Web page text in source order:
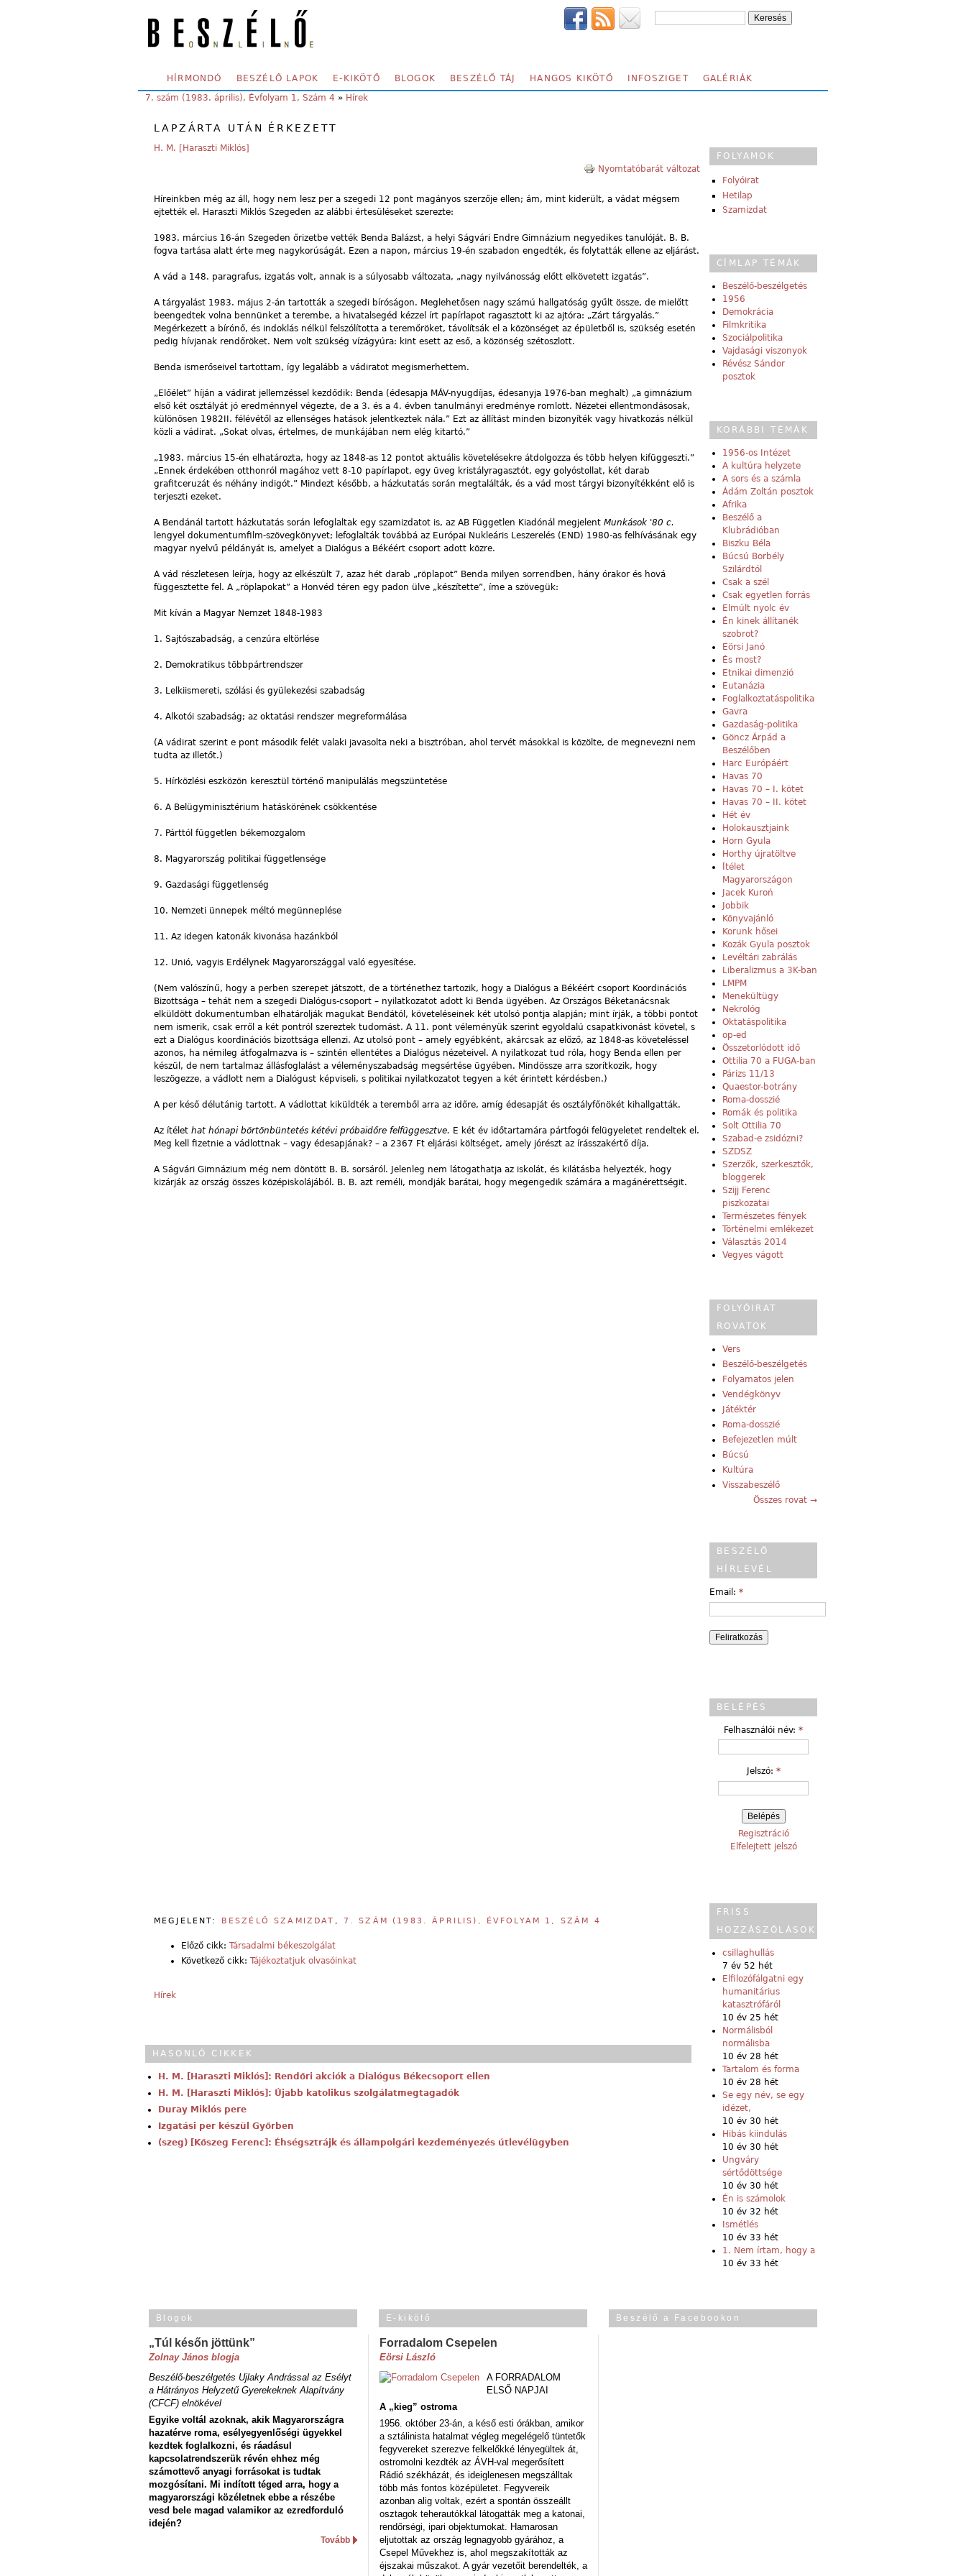
SECONDARY MENU
HÍRMONDÓ BESZÉLŐ LAPOK E-KIKÖTŐ BLOGOK BESZÉLŐ TÁJ HANGOS KIKÖTŐ INFOSZIGET GALÉRIÁK
YOU ARE HERE:
7. szám (1983. április), Évfolyam 1, Szám 4 » Hírek
LAPZÁRTA UTÁN ÉRKEZETT
H. M. [Haraszti Miklós]
Nyomtatóbarát változat
Híreinkben még az áll, hogy nem lesz per a szegedi 12 pont magányos szerzője ellen; ám, mint kiderült, a vádat mégsem
ejtették el. Haraszti Miklós Szegeden az alábbi értesüléseket szerezte:
1983. március 16-án Szegeden őrizetbe vették Benda Balázst, a helyi Ságvári Endre Gimnázium negyedikes tanulóját. B. B.
fogva tartása alatt érte meg nagykorúságát. Ezen a napon, március 19-én szabadon engedték, és folytatták ellene az eljárást.
A vád a 148. paragrafus, izgatás volt, annak is a súlyosabb változata, „nagy nyilvánosság előtt elkövetett izgatás”.
A tárgyalást 1983. május 2-án tartották a szegedi bíróságon. Meglehetősen nagy számú hallgatóság gyűlt össze, de mielőtt
beengedtek volna bennünket a terembe, a hivatalsegéd kézzel írt papírlapot ragasztott ki az ajtóra: „Zárt tárgyalás.”
Megérkezett a bírónő, és indoklás nélkül felszólította a teremőröket, távolítsák el a közönséget az épületből is, szükség esetén
pedig hívjanak rendőröket. Nem volt szükség vízágyúra: kint esett az eső, a közönség szétoszlott.
Benda ismerőseivel tartottam, így legalább a vádiratot megismerhettem.
„Előélet” híján a vádirat jellemzéssel kezdődik: Benda (édesapja MÁV-nyugdíjas, édesanyja 1976-ban meghalt) „a gimnázium
első két osztályát jó eredménnyel végezte, de a 3. és a 4. évben tanulmányi eredménye romlott. Nézetei ellentmondásosak,
különösen 1982II. félévétől az ellenséges hatások jelentkeztek nála.” Ezt az állítást minden bizonyíték vagy hivatkozás nélkül
közli a vádirat. „Sokat olvas, értelmes, de munkájában nem elég kitartó.”
„1983. március 15-én elhatározta, hogy az 1848-as 12 pontot aktuális követelésekre átdolgozza és több helyen kifüggeszti.”
„Ennek érdekében otthonról magához vett 8-10 papírlapot, egy üveg kristályragasztót, egy golyóstollat, két darab
grafitceruzát és néhány indigót.” Mindezt később, a házkutatás során megtalálták, és a vád most tárgyi bizonyítékként elő is
terjeszti ezeket.
A Bendánál tartott házkutatás során lefoglaltak egy szamizdatot is, az AB Független Kiadónál megjelent Munkások '80 c.
lengyel dokumentumfilm-szövegkönyvet; lefoglalták továbbá az Európai Nukleáris Leszerelés (END) 1980-as felhívásának egy
magyar nyelvű példányát is, amelyet a Dialógus a Békéért csoport adott közre.
A vád részletesen leírja, hogy az elkészült 7, azaz hét darab „röplapot” Benda milyen sorrendben, hány órakor és hová
függesztette fel. A „röplapokat” a Honvéd téren egy padon ülve „készítette”, íme a szövegük:
Mit kíván a Magyar Nemzet 1848-1983
1. Sajtószabadság, a cenzúra eltörlése
2. Demokratikus többpártrendszer
3. Lelkiismereti, szólási és gyülekezési szabadság
4. Alkotói szabadság; az oktatási rendszer megreformálása
(A vádirat szerint e pont második felét valaki javasolta neki a bisztróban, ahol tervét másokkal is közölte, de megnevezni nem
tudta az illetőt.)
5. Hírközlési eszközön keresztül történő manipulálás megszüntetése
6. A Belügyminisztérium hatáskörének csökkentése
7. Párttól független békemozgalom
8. Magyarország politikai függetlensége
9. Gazdasági függetlenség
10. Nemzeti ünnepek méltó megünneplése
11. Az idegen katonák kivonása hazánkból
12. Unió, vagyis Erdélynek Magyarországgal való egyesítése.
(Nem valószínű, hogy a perben szerepet játszott, de a történethez tartozik, hogy a Dialógus a Békéért csoport Koordinációs
Bizottsága – tehát nem a szegedi Dialógus-csoport – nyilatkozatot adott ki Benda ügyében. Az Országos Béketanácsnak
elküldött dokumentumban elhatárolják magukat Bendától, követeléseinek két utolsó pontja alapján; mint írják, a többi pontot
nem ismerik, csak erről a két pontról szereztek tudomást. A 11. pont véleményük szerint egyoldalú csapatkivonást követel, s
ezt a Dialógus koordinációs bizottsága ellenzi. Az utolsó pont – amely egyébként, akárcsak az előző, az 1848-as követeléssel
azonos, ha némileg átfogalmazva is – szintén ellentétes a Dialógus nézeteivel. A nyilatkozat tud róla, hogy Benda ellen per
készül, de nem tartalmaz állásfoglalást a véleményszabadság megsértése ügyében. Mindössze arra szorítkozik, hogy
leszögezze, a vádlott nem a Dialógust képviseli, s politikai nyilatkozatot tegyen a két érintett kérdésben.)
A per késő délutánig tartott. A vádlottat kiküldték a teremből arra az időre, amíg édesapját és osztályfőnökét kihallgatták.
Az ítélet hat hónapi börtönbüntetés kétévi próbaidőre felfüggesztve. E két év időtartamára pártfogói felügyeletet rendeltek el.
Meg kell fizetnie a vádlottnak – vagy édesapjának? – a 2367 Ft eljárási költséget, amely jórészt az írásszakértő díja.
A Ságvári Gimnázium még nem döntött B. B. sorsáról. Jelenleg nem látogathatja az iskolát, és kilátásba helyezték, hogy
kizárják az ország összes középiskolájából. B. B. azt reméli, mondják barátai, hogy megengedik számára a magánérettségit.
MEGJELENT: BESZÉLŐ SZAMIZDAT 7. SZÁM (1983. ÁPRILIS), ÉVFOLYAM 1, SZÁM 4
Előző cikk: Társadalmi békeszolgálat
Következő cikk: Tájékoztatjuk olvasóinkat
Hírek
HASONLÓ CIKKEK
H. M. [Haraszti Miklós]: Rendőri akciók a Dialógus Békecsoport ellen
H. M. [Haraszti Miklós]: Újabb katolikus szolgálatmegtagadók
Duray Miklós pere
Izgatási per készül Győrben
(szeg) [Kőszeg Ferenc]: Éhségsztrájk és állampolgári kezdeményezés útlevélügyben
FOLYAMOK
Folyóirat
Hetilap
Szamizdat
CÍMLAP TÉMÁK
Beszélő-beszélgetés
1956
Demokrácia
Filmkritika
Szociálpolitika
Vajdasági viszonyok
Révész Sándor
posztok
KORÁBBI TÉMÁK
1956-os Intézet
A kultúra helyzete
A sors és a számla
Ádám Zoltán posztok
Afrika
Beszélő a
Klubrádióban
Biszku Béla
Búcsú Borbély
Szilárdtól
Csak a szél
Csak egyetlen forrás
Elmúlt nyolc év
Én kinek állítanék
szobrot?
Eörsi Janó
És most?
Etnikai dimenzió
Eutanázia
Foglalkoztatáspolitika
Gavra
Gazdaság-politika
Göncz Árpád a
Beszélőben
Harc Európáért
Havas 70
Havas 70 – I. kötet
Havas 70 – II. kötet
Hét év
Holokausztjaink
Horn Gyula
Horthy újratöltve
Ítélet
Magyarországon
Jacek Kuroń
Jobbik
Könyvajánló
Korunk hősei
Kozák Gyula posztok
Levéltári zabrálás
Liberalizmus a 3K-ban
LMPM
Menekültügy
Nekrológ
Oktatáspolitika
op-ed
Összetorlódott idő
Ottilia 70 a FUGA-ban
Párizs 11/13
Quaestor-botrány
Roma-dosszié
Romák és politika
Solt Ottilia 70
Szabad-e zsidózni?
SZDSZ
Szerzők, szerkesztők,
bloggerek
Szijj Ferenc
piszkozatai
Természetes fények
Történelmi emlékezet
Választás 2014
Vegyes vágott
FOLYÓIRAT
ROVATOK
Vers
Beszélő-beszélgetés
Folyamatos jelen
Vendégkönyv
Játéktér
Roma-dosszié
Befejezetlen múlt
Búcsú
Kultúra
Visszabeszélő
Összes rovat →
BESZÉLŐ
HÍRLEVÉL
Email: *
BELÉPÉS
Felhasználói név: *
Jelszó: *
Regisztráció
Elfelejtett jelszó
FRISS
HOZZÁSZÓLÁSOK
csillaghullás
7 év 52 hét
Elfilozófálgatni egy
humanitárius
katasztrófáról
10 év 25 hét
Normálisból
normálisba
10 év 28 hét
Tartalom és forma
10 év 28 hét
Se egy név, se egy
idézet,
10 év 30 hét
Hibás kiindulás
10 év 30 hét
Ungváry
sértődöttsége
10 év 30 hét
Én is számolok
10 év 32 hét
Ismétlés
10 év 33 hét
1. Nem írtam, hogy a
10 év 33 hét
Blogok
„Túl későn jöttünk”
Zolnay János blogja
Beszélő-beszélgetés Ujlaky Andrással az Esélyt
a Hátrányos Helyzetű Gyerekeknek Alapítvány
(CFCF) elnökével
Egyike voltál azoknak, akik Magyarországra
hazatérve roma, esélyegyenlőségi ügyekkel
kezdtek foglalkozni, és ráadásul
kapcsolatrendszerük révén ehhez még
számottevő anyagi forrásokat is tudtak
mozgósítani. Mi indított téged arra, hogy a
magyarországi közéletnek ebbe a részébe
vesd bele magad valamikor az ezredforduló
idején?
Tovább
E-kikötő
Forradalom Csepelen
Eörsi László
A FORRADALOM
ELSŐ NAPJAI
A „kieg” ostroma
1956. október 23-án, a késő esti órákban, amikor
a sztálinista hatalmat végleg megelégelő tüntetők
fegyvereket szerezve felkelőkké lényegültek át,
ostromolni kezdték az ÁVH-val megerősített
Rádió székházát, és ideiglenesen megszálltak
több más fontos középületet. Fegyvereik
azonban alig voltak, ezért a spontán összeállt
osztagok teherautókkal látogatták meg a katonai,
rendőrségi, ipari objektumokat. Hamarosan
eljutottak az ország legnagyobb gyárához, a
Csepel Művekhez is, ahol megszakították az
éjszakai műszakot. A gyár vezetőit berendelték, a
Beszélő a Facebookon